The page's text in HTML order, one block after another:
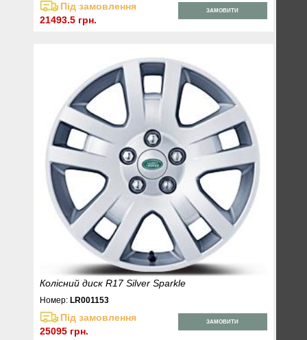
Під замовлення
21493.5 грн.
ЗАМОВИТИ
Колісний диск R17 Silver Sparkle
Номер: LR001153
Під замовлення
25095 грн.
ЗАМОВИТИ